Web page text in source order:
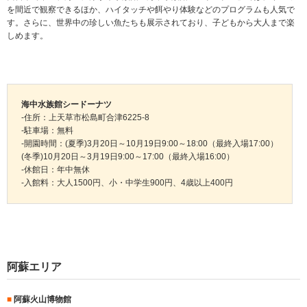
を間近で観察できるほか、ハイタッチや餌やり体験などのプログラムも人気で
す。さらに、世界中の珍しい魚たちも展示されており、子どもから大人まで楽
しめます。
海中水族館シードーナツ
-住所：上天草市松島町合津6225-8
-駐車場：無料
-開園時間：(夏季)3月20日～10月19日9:00～18:00（最終入場17:00）
(冬季)10月20日～3月19日9:00～17:00（最終入場16:00）
-休館日：年中無休
-入館料：大人1500円、小・中学生900円、4歳以上400円
阿蘇エリア
■ 阿蘇火山博物館